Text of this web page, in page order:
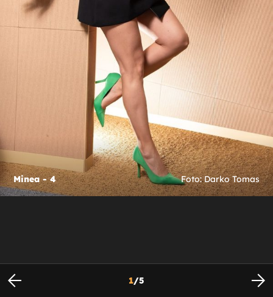
Minea - 4 Foto: Darko Tomas
1/5